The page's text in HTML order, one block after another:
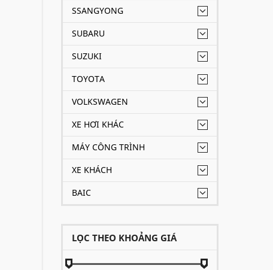
SSANGYONG
SUBARU
SUZUKI
TOYOTA
VOLKSWAGEN
XE HƠI KHÁC
MÁY CÔNG TRÌNH
XE KHÁCH
BAIC
LỌC THEO KHOẢNG GIÁ